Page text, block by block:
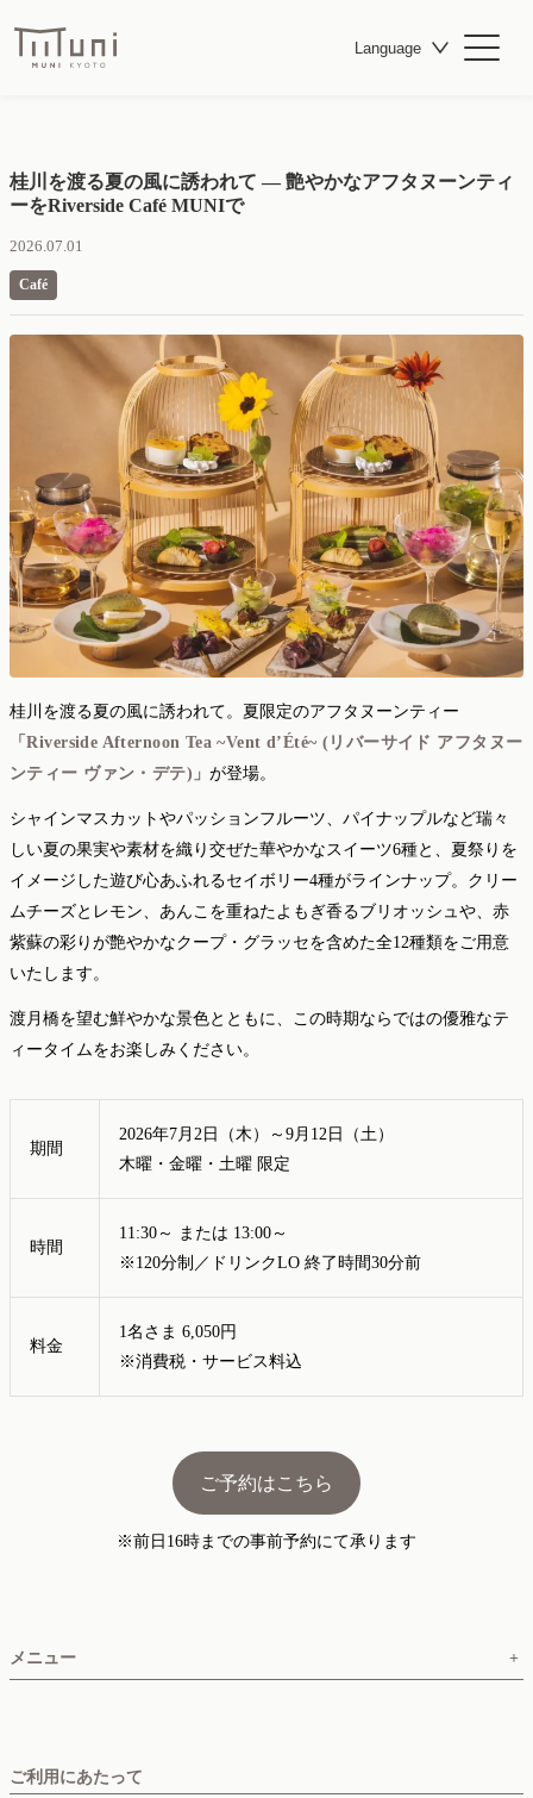
Language
桂川を渡る夏の風に誘われて ― 艶やかなアフタヌーンティ
ーをRiverside Café MUNIで
2026.07.01
Café
桂川を渡る夏の風に誘われて。夏限定のアフタヌーンティー
「Riverside Afternoon Tea ~Vent d’Été~ (リバーサイド アフタヌー
ンティー ヴァン・デテ)」が登場。
シャインマスカットやパッションフルーツ、パイナップルなど瑞々
しい夏の果実や素材を織り交ぜた華やかなスイーツ6種と、夏祭りを
イメージした遊び心あふれるセイボリー4種がラインナップ。クリー
ムチーズとレモン、あんこを重ねたよもぎ香るブリオッシュや、赤
紫蘇の彩りが艶やかなクープ・グラッセを含めた全12種類をご用意
いたします。
渡月橋を望む鮮やかな景色とともに、この時期ならではの優雅なテ
ィータイムをお楽しみください。
期間
2026年7月2日（木）～9月12日（土）
木曜・金曜・土曜 限定
時間
11:30～ または 13:00～
※120分制／ドリンクLO 終了時間30分前
料金
1名さま 6,050円
※消費税・サービス料込
ご予約はこちら
※前日16時までの事前予約にて承ります
メニュー +
ご利用にあたって